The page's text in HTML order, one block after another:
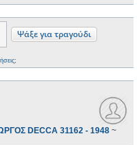
DECCA 31162 - 1948 ~